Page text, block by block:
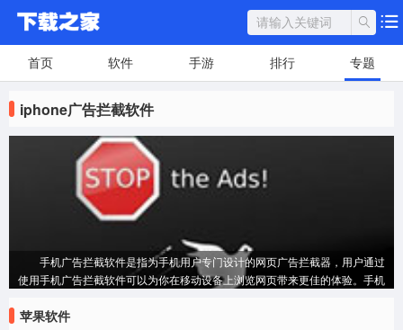
首页 软件 手游 排行 专题
iphone广告拦截软件
手机广告拦截软件是指为手机用户专门设计的网页广告拦截器，用户通过
使用手机广告拦截软件可以为你在移动设备上浏览网页带来更佳的体验。手机
动、横幅以及弹窗广告。并且具有在线更新功能，为您提供更加及时完美的防
苹果软件